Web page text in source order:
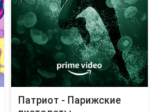
Патриот - Парижские